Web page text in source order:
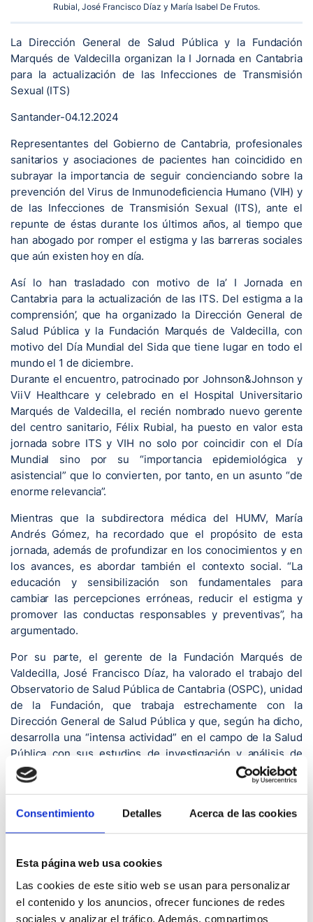
Consentimiento Detalles Acerca de las cookies
Esta página web usa cookies
Las cookies de este sitio web se usan para personalizar
el contenido y los anuncios, ofrecer funciones de redes
sociales y analizar el tráfico. Además, compartimos
Rubial, José Francisco Díaz y María Isabel De Frutos.
La Dirección General de Salud Pública y la Fundación
Marqués de Valdecilla organizan la I Jornada en Cantabria
para la actualización de las Infecciones de Transmisión
Sexual (ITS)
Santander-04.12.2024
Representantes del Gobierno de Cantabria, profesionales
sanitarios y asociaciones de pacientes han coincidido en
subrayar la importancia de seguir concienciando sobre la
prevención del Virus de Inmunodeficiencia Humano (VIH) y
de las Infecciones de Transmisión Sexual (ITS), ante el
repunte de éstas durante los últimos años, al tiempo que
han abogado por romper el estigma y las barreras sociales
que aún existen hoy en día.
Así lo han trasladado con motivo de la’ I Jornada en
Cantabria para la actualización de las ITS. Del estigma a la
comprensión’, que ha organizado la Dirección General de
Salud Pública y la Fundación Marqués de Valdecilla, con
motivo del Día Mundial del Sida que tiene lugar en todo el
mundo el 1 de diciembre.
Durante el encuentro, patrocinado por Johnson&Johnson y
ViiV Healthcare y celebrado en el Hospital Universitario
Marqués de Valdecilla, el recién nombrado nuevo gerente
del centro sanitario, Félix Rubial, ha puesto en valor esta
jornada sobre ITS y VIH no solo por coincidir con el Día
Mundial sino por su “importancia epidemiológica y
asistencial” que lo convierten, por tanto, en un asunto “de
enorme relevancia”.
Mientras que la subdirectora médica del HUMV, María
Andrés Gómez, ha recordado que el propósito de esta
jornada, además de profundizar en los conocimientos y en
los avances, es abordar también el contexto social. “La
educación y sensibilización son fundamentales para
cambiar las percepciones erróneas, reducir el estigma y
promover las conductas responsables y preventivas”, ha
argumentado.
Por su parte, el gerente de la Fundación Marqués de
Valdecilla, José Francisco Díaz, ha valorado el trabajo del
Observatorio de Salud Pública de Cantabria (OSPC), unidad
de la Fundación, que trabaja estrechamente con la
Dirección General de Salud Pública y que, según ha dicho,
desarrolla una “intensa actividad” en el campo de la Salud
Pública con sus estudios de investigación y análisis de
datos.
Entre las razones para organizar este encuentro, José
Francisco Díaz ha citado “la inquietud que nos había
como la actualización de la situación del VIH.
En este sentido, la directora general de Farmacia,
Humanización y Coordinación Sociosanitaria de la
Consejería de Salud, María Isabel Priede, ha expresado su